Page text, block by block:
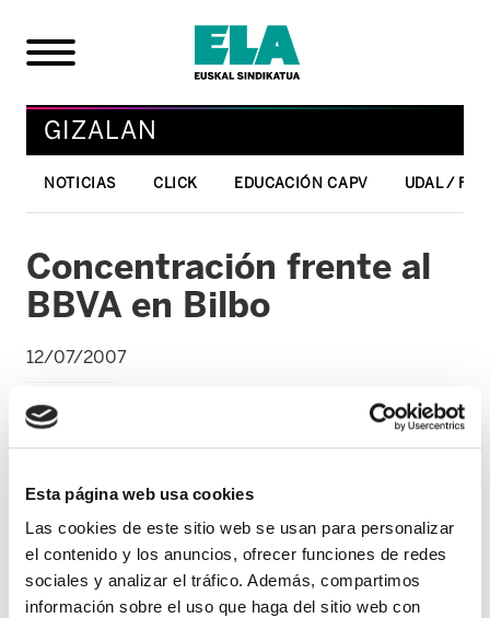
Esta página web usa cookies
Las cookies de este sitio web se usan para personalizar
el contenido y los anuncios, ofrecer funciones de redes
sociales y analizar el tráfico. Además, compartimos
información sobre el uso que haga del sitio web con
GIZALAN
NOTICIAS CLICK EDUCACIÓN CAPV UDAL /
Concentración frente al
BBVA en Bilbo
12/07/2007
El comité de empresa del BBVA volverá a
frente a la sede de la entidad en Bilbao,
para seguir denunciando la rescisión de
contratos a aproximadamente un
centenar de trabajadores debido al